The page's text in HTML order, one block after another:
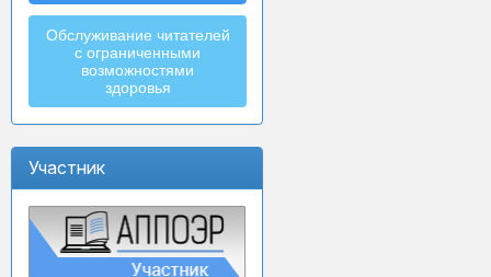
Обслуживание читателей
с ограниченными
возможностями
здоровья
Участник